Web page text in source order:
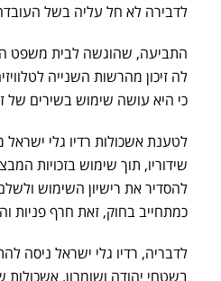
לדבירה לא חל עליה בשל
התביעה, שהוגשה לבית משפט
לה זיכון מהרשות השנייה
כי היא עושה שימוש בשירים של
לטענת אשכולות רדיו גלי
שידוריו, תוך שימוש בזכויות
להסדיר את רישיון השימוש
כמתחייב בחוק, זאת חרף פניות
לדבריה, רדיו גלי ישראל ניסה
בשטחי יהודה ושומרון. אשכולות